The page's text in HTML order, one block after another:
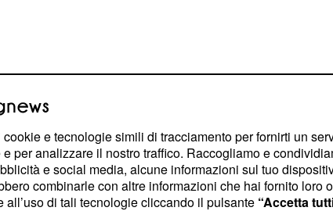
e tecnologie simili di tracciamento per fornirti un
per analizzare il nostro traffico. Raccogliamo e
e social media, alcune informazioni sul tuo
combinarle con altre informazioni che hai fornito
all’uso di tali tecnologie cliccando il pulsante “Accetta